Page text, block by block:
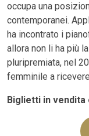
occupa una
contemporanei.
ha incontrato i
allora non li ha più
pluripremiata, nel
femminile a
Biglietti in vendita